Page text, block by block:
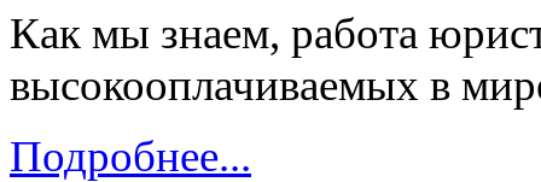
Как мы знаем, работа
высокооплачиваемых в
Подробнее...